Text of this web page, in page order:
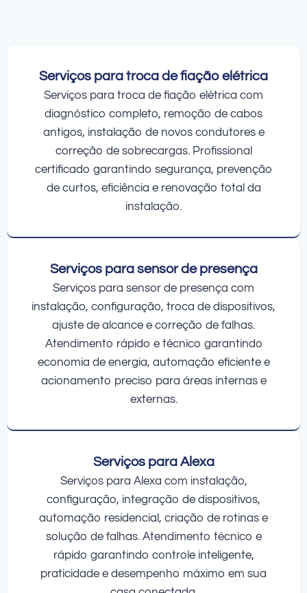
Serviços para troca de fiação elétrica
Serviços para troca de fiação elétrica com
diagnóstico completo, remoção de cabos
antigos, instalação de novos condutores e
correção de sobrecargas. Profissional
certificado garantindo segurança, prevenção
de curtos, eficiência e renovação total da
instalação.
Serviços para sensor de presença
Serviços para sensor de presença com
instalação, configuração, troca de dispositivos,
ajuste de alcance e correção de falhas.
Atendimento rápido e técnico garantindo
economia de energia, automação eficiente e
acionamento preciso para áreas internas e
externas.
Serviços para Alexa
Serviços para Alexa com instalação,
configuração, integração de dispositivos,
automação residencial, criação de rotinas e
solução de falhas. Atendimento técnico e
rápido garantindo controle inteligente,
praticidade e desempenho máximo em sua